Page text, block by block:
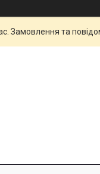
Замовлення та